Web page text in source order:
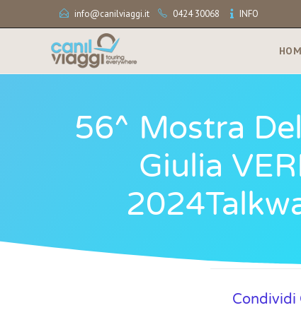
info@canilviaggi.it 0424 30068 INFO
56^ Mostra
Giulia
Condividi